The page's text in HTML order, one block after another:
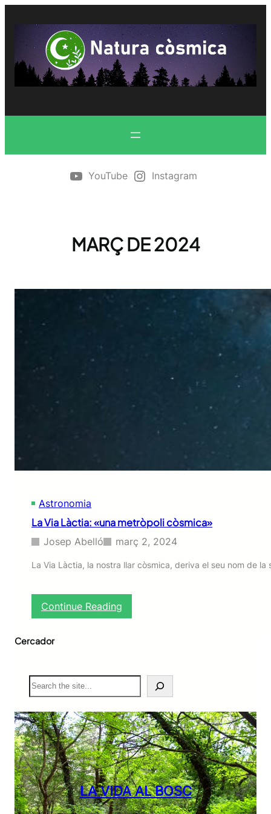
contingut
YouTube Instagram
MARÇ DE 2024
Astronomia
La Via Làctia: «una metròpoli còsmica»
Josep Abelló març 2, 2024
La Via Làctia, la nostra llar còsmica, deriva el seu nom de
Continue Reading
L
L
t
i
a
:
«
u
n
a
m
Cercador
S
e
r
c
h
LA VIDA AL BOSC